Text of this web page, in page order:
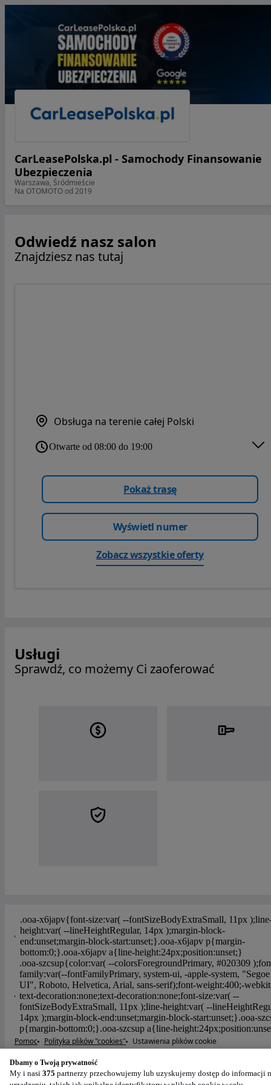
CarLeasePolska.pl - Samochody Finansowanie
Ubezpieczenia
Warszawa, Śródmieście
Na OTOMOTO od 2019
Odwiedź nasz salon
Znajdziesz nas tutaj
Obsługa na terenie całej Polski
Otwarte od 08:00 do 19:00
Pokaż trasę
Wyświetl numer
Zobacz wszystkie oferty
Usługi
Sprawdź, co możemy Ci zaoferować
Pomoc Polityka plików "cookies"
Ustawienia plików cookie
Regulamin dla Klientów Biznesowych
Dbamy o Twoją prywatność
My i nasi 375 partnerzy przechowujemy lub uzyskujemy dostęp do informacji